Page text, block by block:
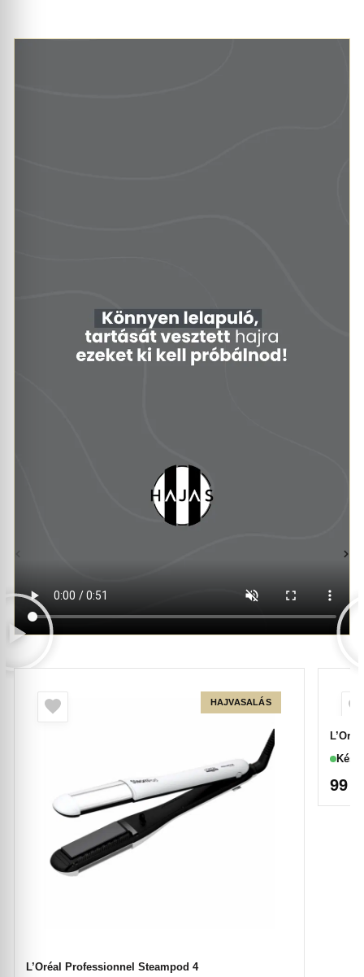
HAJVASALÁS
L’Oréal Professionnel Steampod 4
99